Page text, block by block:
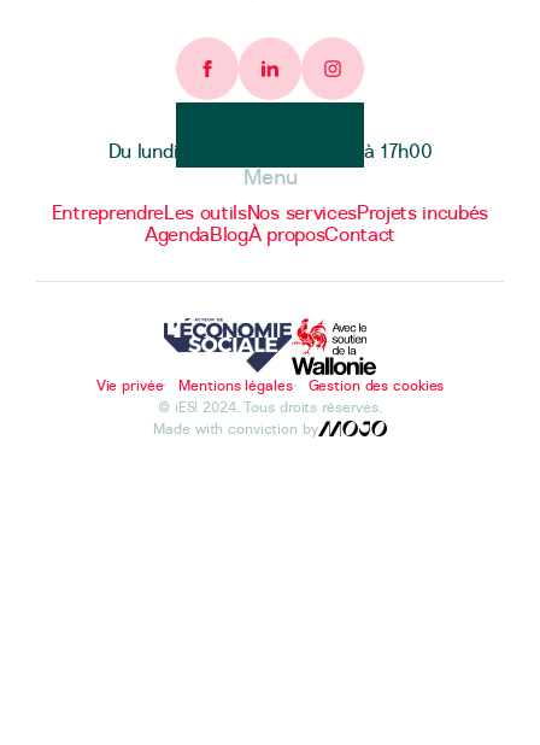
Facebook page
Linkedin pageInstagram page
Heures d'ouverture
Du lundi au vendredi de 9h00 à 17h00
Menu
EntreprendreLes outilsNos servicesProjets incubés
AgendaBlogÀ proposContact
Vie privée Mentions légales
Gestion des cookies
© iES! 2024. Tous droits réservés.
Made with conviction by